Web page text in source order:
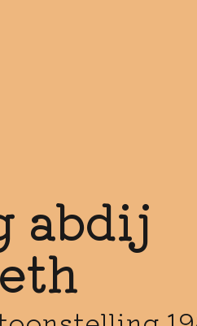
abdij